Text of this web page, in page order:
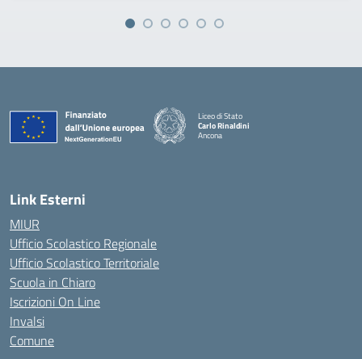
Liceo di Stato
Carlo Rinaldini
Ancona
Link Esterni
MIUR
Ufficio Scolastico Regionale
Ufficio Scolastico Territoriale
Scuola in Chiaro
Iscrizioni On Line
Invalsi
Comune